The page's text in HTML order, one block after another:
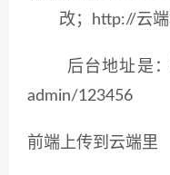
改；http://云端
后台地址是：
admin/123456
前端上传到云端里